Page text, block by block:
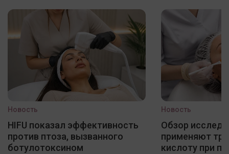
Новость
HIFU показал эффективность
против птоза, вызванного
ботулотоксином
Новость
Обзор
применяют
кислоту при